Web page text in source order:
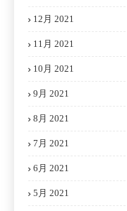
12月 2021
11月 2021
10月 2021
9月 2021
8月 2021
7月 2021
6月 2021
5月 2021